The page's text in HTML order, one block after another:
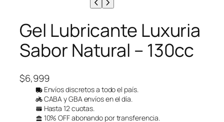
Gel Lubricante Luxuria
Sabor Natural – 130cc
$6,999
Envíos discretos a todo el país.
CABA y GBA envíos en el día.
Hasta 12 cuotas.
10% OFF abonando por transferencia.